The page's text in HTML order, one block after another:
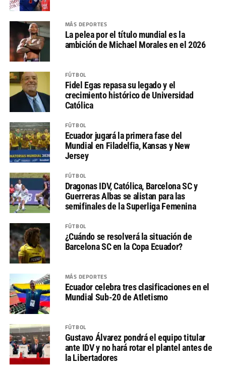
MÁS DEPORTES
La pelea por el título mundial es la
ambición de Michael Morales en el 2026
FÚTBOL
Fidel Egas repasa su legado y el
crecimiento histórico de Universidad
Católica
FÚTBOL
Ecuador jugará la primera fase del
Mundial en Filadelfia, Kansas y New
Jersey
FÚTBOL
Dragonas IDV, Católica, Barcelona SC y
Guerreras Albas se alistan para las
semifinales de la Superliga Femenina
FÚTBOL
¿Cuándo se resolverá la situación de
Barcelona SC en la Copa Ecuador?
MÁS DEPORTES
Ecuador celebra tres clasificaciones en el
Mundial Sub-20 de Atletismo
FÚTBOL
Gustavo Álvarez pondrá el equipo titular
ante IDV y no hará rotar el plantel antes de
la Libertadores